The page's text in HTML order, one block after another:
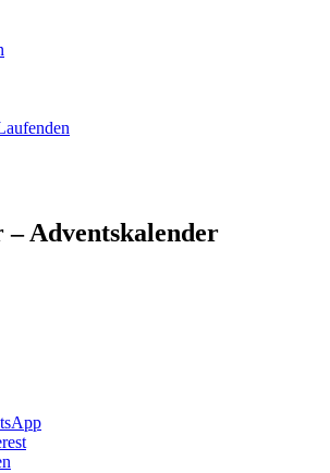
– Adventskalender